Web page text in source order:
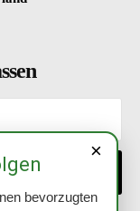
×
bevorzugten